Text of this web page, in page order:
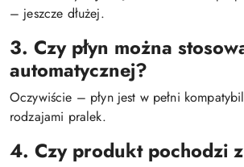
– jeszcze dłużej.
3. Czy płyn można
automatycznej?
Oczywiście – płyn jest w pełni
rodzajami pralek.
4. Czy produkt pochodzi